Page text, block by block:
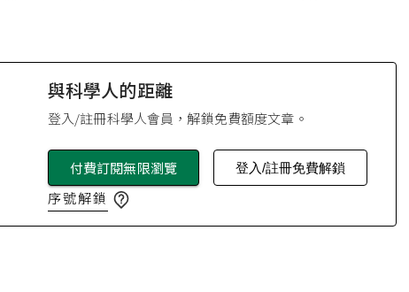
與科學人的距離
登入/註冊科學人會員，解鎖免費額度文章。
付費訂閱無限瀏覽 登入/註冊免費解鎖
序號解鎖